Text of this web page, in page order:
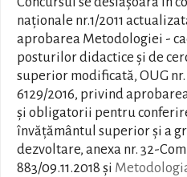
naționale nr.1/2011
aprobarea Metodologiei -
posturilor didactice şi de
superior modificată, OUG
6129/2016, privind
și obligatorii pentru
învățământul superior și a
dezvoltare, anexa nr. 32-
883/09.11.2018 și